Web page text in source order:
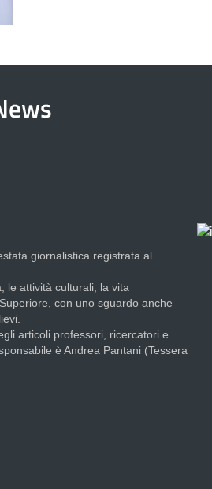
giornalistica registrata al
le attività culturali, la vita
con uno sguardo anche
articoli professori, ricercatori e
è Andrea Pantani (Tessera